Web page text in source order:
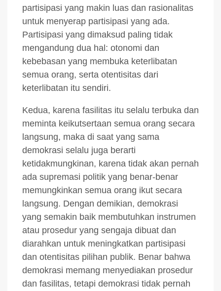
partisipasi yang makin luas dan rasionalitas
untuk menyerap partisipasi yang ada.
Partisipasi yang dimaksud paling tidak
mengandung dua hal: otonomi dan
kebebasan yang membuka keterlibatan
semua orang, serta otentisitas dari
keterlibatan itu sendiri.
Kedua, karena fasilitas itu selalu terbuka dan
meminta keikutsertaan semua orang secara
langsung, maka di saat yang sama
demokrasi selalu juga berarti
ketidakmungkinan, karena tidak akan pernah
ada supremasi politik yang benar-benar
memungkinkan semua orang ikut secara
langsung. Dengan demikian, demokrasi
yang semakin baik membutuhkan instrumen
atau prosedur yang sengaja dibuat dan
diarahkan untuk meningkatkan partisipasi
dan otentisitas pilihan publik. Benar bahwa
demokrasi memang menyediakan prosedur
dan fasilitas, tetapi demokrasi tidak pernah